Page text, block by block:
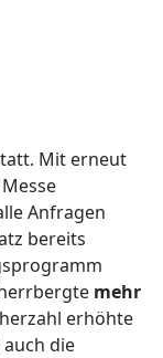
Mit erneut
Anfragen
bereits
mehr
erhöhte
die